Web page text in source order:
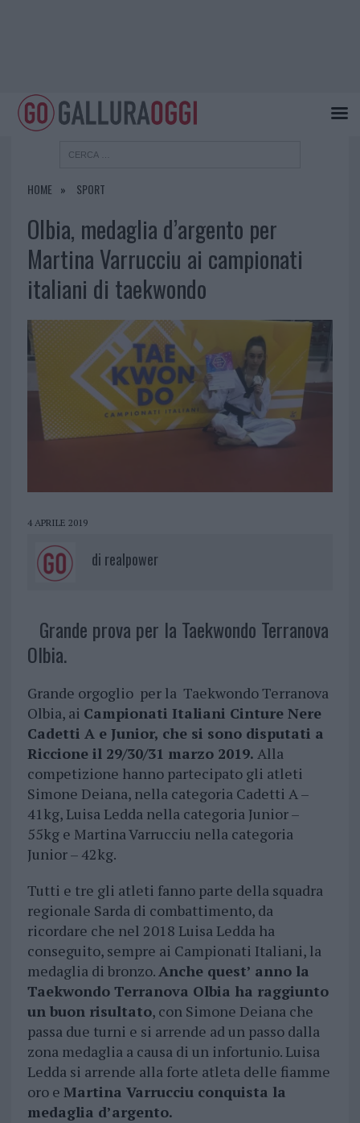
HOME SPORT
Olbia, medaglia d’argento per
Martina Varrucciu ai campionati
italiani di taekwondo
4 APRILE 2019
di realpower
Grande prova per la Taekwondo Terranova
Olbia.
Grande orgoglio per la Taekwondo Terranova
Olbia, ai Campionati Italiani Cinture Nere
Cadetti A e Junior, che si sono disputati a
Riccione il 29/30/31 marzo 2019. Alla
competizione hanno partecipato gli atleti
Simone Deiana, nella categoria Cadetti A –
41kg, Luisa Ledda nella categoria Junior –
55kg e Martina Varrucciu nella categoria
Junior – 42kg.
Tutti e tre gli atleti fanno parte della squadra
regionale Sarda di combattimento, da
ricordare che nel 2018 Luisa Ledda ha
conseguito, sempre ai Campionati Italiani, la
medaglia di bronzo.Anche quest’ anno la
Taekwondo Terranova Olbia ha raggiunto
un buon risultato, con Simone Deiana che
passa due turni e si arrende ad un passo dalla
zona medaglia a causa di un infortunio. Luisa
Ledda si arrende alla forte atleta delle fiamme
oro e Martina Varrucciu conquista la
medaglia d’argento.